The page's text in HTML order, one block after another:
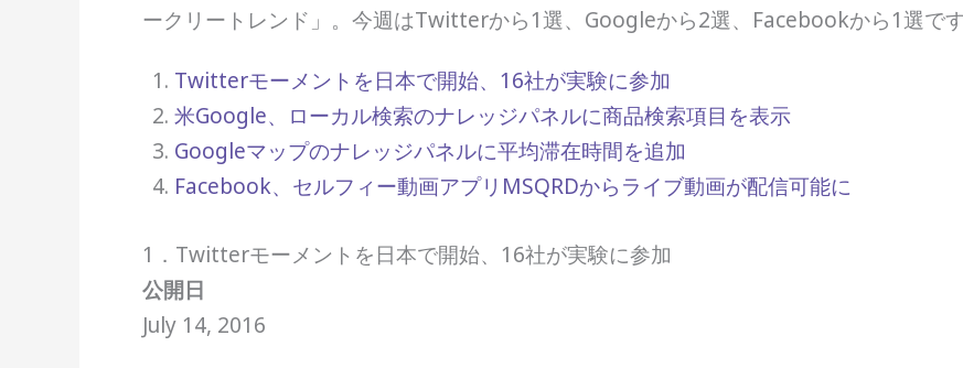
ークリートレンド」。今週はTwitterから1選、Googleから2選、Facebookから1選です
Twitterモーメントを日本で開始、16社が実験に参加
米Google、ローカル検索のナレッジパネルに商品検索項目を表示
Googleマップのナレッジパネルに平均滞在時間を追加
Facebook、セルフィー動画アプリMSQRDからライブ動画が配信可能に
1．Twitterモーメントを日本で開始、16社が実験に参加
公開日
July 14, 2016